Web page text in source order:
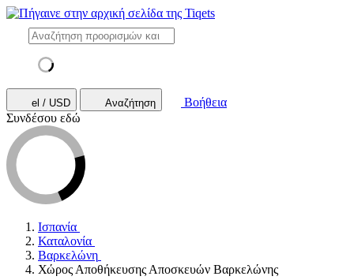
el / USD Αναζήτηση
Βοήθεια
Συνδέσου εδώ
Ισπανία
Καταλονία
Βαρκελώνη
Χώρος Αποθήκευσης Αποσκευών Βαρκελώνης